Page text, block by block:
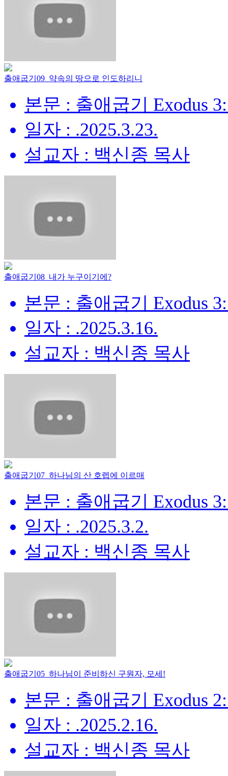
출애굽기09_약속의 땅으로 인도하리니
본문 : 출애굽기 Exodus
일자 : .2025.3.23.
설교자 : 백신종 목사
출애굽기08_내가 누구이기에?
본문 : 출애굽기 Exodus
일자 : .2025.3.16.
설교자 : 백신종 목사
출애굽기07_하나님의 산 호렙에 이르매
본문 : 출애굽기 Exodus
일자 : .2025.3.2.
설교자 : 백신종 목사
출애굽기05_하나님이 준비하신 구원자, 모세!
본문 : 출애굽기 Exodus
일자 : .2025.2.16.
설교자 : 백신종 목사